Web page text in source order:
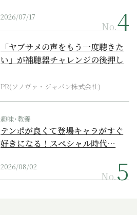
2026/07/17
No.
「ヤブサメの声をもう一度聴きた
い」が補聴器チャレンジの後押し
PR(ソノヴァ・ジャパン株式会社)
趣味･教養
テンポが良くて登場キャラがすぐ
好きになる！スペシャル時代…
2026/08/02
No.